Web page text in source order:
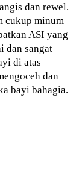
dan rewel.
cukup minum
ASI yang
dan sangat
di atas
dan
bayi bahagia.